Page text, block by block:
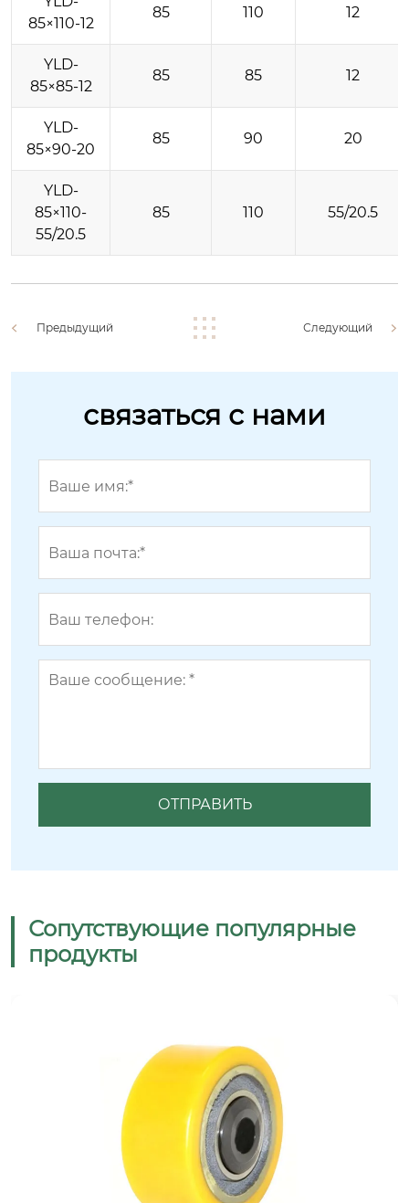
85×110-12
85 110 12
YLD-
85×85-12
85 85 12
YLD-
85×90-20
85 90 20
YLD-
85×110-
55/20.5
85 110 55/20.5
Предыдущий Следующий
связаться с нами
Сопутствующие популярные
продукты